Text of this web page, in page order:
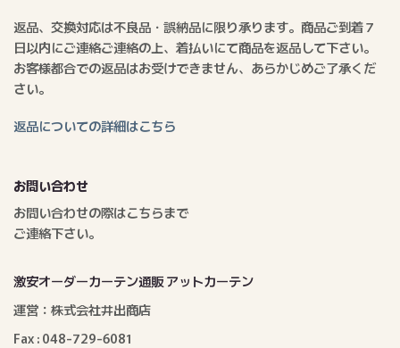
返品、交換対応は不良品・誤納品に限り承ります。商品ご到着７
日以内にご連絡ご連絡の上、着払いにて商品を返品して下さい。
お客様都合での返品はお受けできません、あらかじめご了承くだ
さい。
返品についての詳細はこちら
お問い合わせ
お問い合わせの際はこちらまで
ご連絡下さい。
激安オーダーカーテン通販 アットカーテン
運営：株式会社井出商店
Fax : 048-729-6081